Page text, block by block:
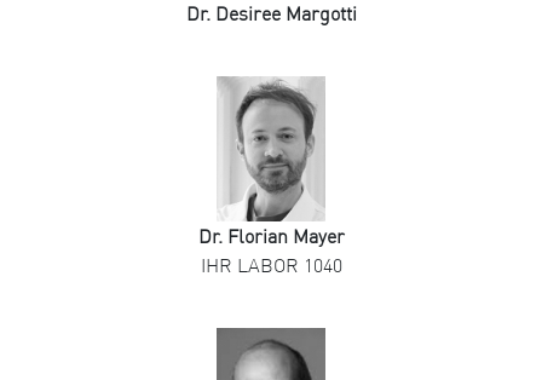
Dr. Desiree Margotti
Dr. Florian Mayer
IHR LABOR 1040